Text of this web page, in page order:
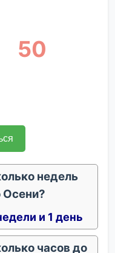
50
недель
Осени?
и 1 день
часов до